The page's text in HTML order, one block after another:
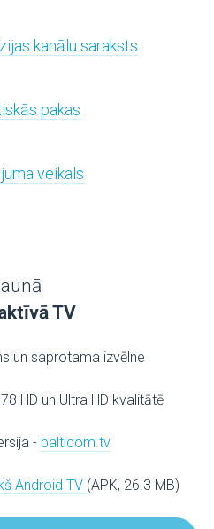
kanālu saraksts
pakas
veikals
TV
un saprotama izvēlne
HD un Ultra HD kvalitātē
- balticom.tv
Android TV (APK, 26.3 MB)